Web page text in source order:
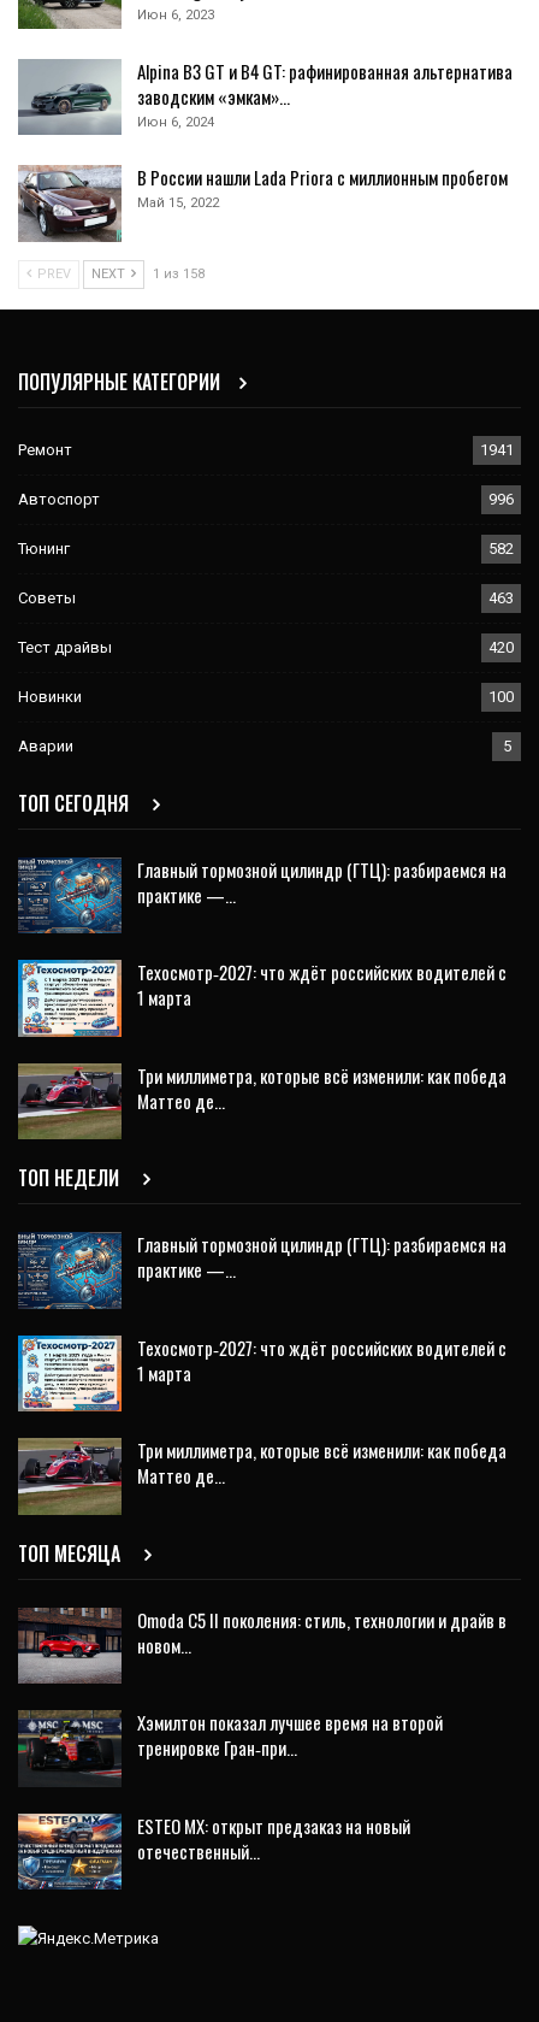
Июн 6, 2023
Alpina B3 GT и B4 GT: рафинированная альтернатива
заводским «эмкам»…
Июн 6, 2024
В России нашли Lada Priora с миллионным пробегом
Май 15, 2022
PREV NEXT 1 из 158
ПОПУЛЯРНЫЕ КАТЕГОРИИ
Ремонт 1941
Автоспорт 996
Тюнинг 582
Советы 463
Тест драйвы 420
Новинки 100
Аварии 5
ТОП СЕГОДНЯ
Главный тормозной цилиндр (ГТЦ): разбираемся на
практике —…
Техосмотр‑2027: что ждёт российских водителей с
1 марта
Три миллиметра, которые всё изменили: как победа
Маттео де…
ТОП НЕДЕЛИ
Главный тормозной цилиндр (ГТЦ): разбираемся на
практике —…
Техосмотр‑2027: что ждёт российских водителей с
1 марта
Три миллиметра, которые всё изменили: как победа
Маттео де…
ТОП МЕСЯЦА
Omoda C5 II поколения: стиль, технологии и драйв в
новом…
Хэмилтон показал лучшее время на второй
тренировке Гран‑при…
ESTEO MX: открыт предзаказ на новый
отечественный…